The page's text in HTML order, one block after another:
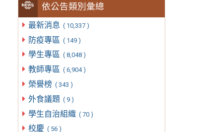
依公告類別彙總
最新消息 ( 10,337 )
防疫專區 ( 149 )
學生專區 ( 8,048 )
教師專區 ( 6,904 )
榮譽榜 ( 343 )
外食議題 ( 9 )
學生自治組織 ( 70 )
校慶 ( 56 )